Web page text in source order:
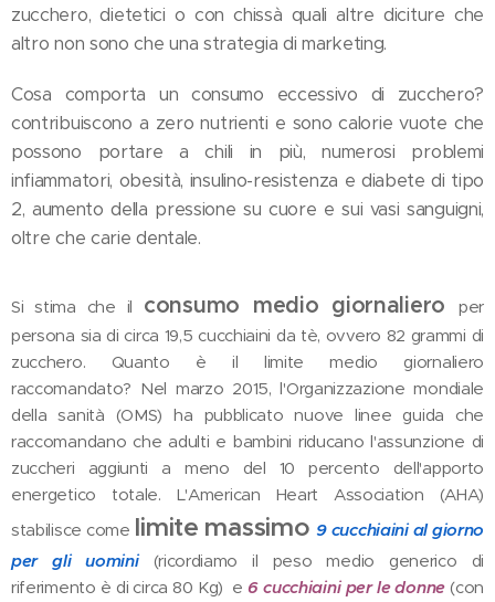
zucchero, dietetici o con chissà quali altre diciture che
altro non sono che una strategia di marketing.
Cosa comporta un consumo eccessivo di zucchero?
contribuiscono a zero nutrienti e sono calorie vuote che
possono portare a chili in più, numerosi problemi
infiammatori, obesità, insulino-resistenza e diabete di tipo
2, aumento della pressione su cuore e sui vasi sanguigni,
oltre che carie dentale.
Si stima che il consumo medio giornaliero
per
persona sia di circa 19,5 cucchiaini da tè, ovvero 82 grammi di
zucchero. Quanto è il limite medio giornaliero
raccomandato? Nel marzo 2015, l'Organizzazione mondiale
della sanità (OMS) ha pubblicato nuove linee guida che
raccomandano che adulti e bambini riducano l'assunzione di
zuccheri aggiunti a meno del 10 percento dell'apporto
energetico totale. L'American Heart Association (AHA)
stabilisce come limite massimo9 cucchiaini al giorno
per gli uomini
(ricordiamo il peso medio generico di
riferimento è di circa 80 Kg) e6 cucchiaini per le donne(con